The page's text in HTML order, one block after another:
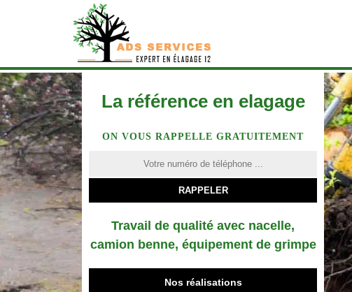
La référence en elagage
ON VOUS RAPPELLE GRATUITEMENT
Travail de qualité avec nacelle,
camion benne, équipement de grimpe
Nos réalisations